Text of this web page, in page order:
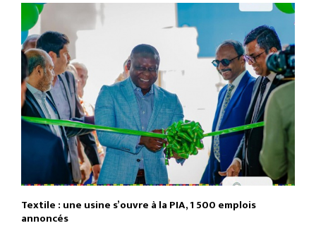
Textile : une usine s’ouvre à la PIA, 1 500 emplois
annoncés